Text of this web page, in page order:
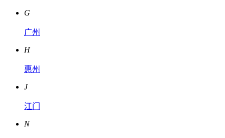
G
广州
H
惠州
J
江门
N